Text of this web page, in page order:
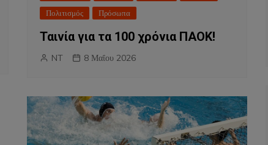
Πολιτισμός
Πρόσωπα
Ταινία για τα 100 χρόνια ΠΑΟΚ!
NT 8 Μαΐου 2026